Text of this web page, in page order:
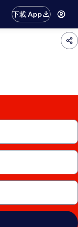
下載 App